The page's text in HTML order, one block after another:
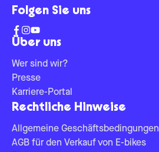
Über uns
Wer sind wir?
Presse
Karriere-Portal
Rechtliche Hinweise
Allgemeine Geschäftsbedingungen
AGB für den Verkauf von E-bikes
Folgen Sie uns